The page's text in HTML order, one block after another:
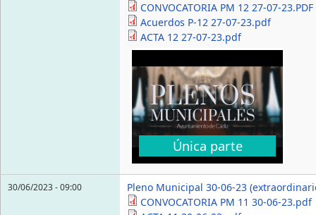
CONVOCATORIA PM 12 27-07-23.PDF
Acuerdos P-12 27-07-23.pdf
ACTA 12 27-07-23.pdf
Única parte
30/06/2023 - 09:00
Pleno Municipal 30-06-23
CONVOCATORIA PM 11 30-06-23.pdf